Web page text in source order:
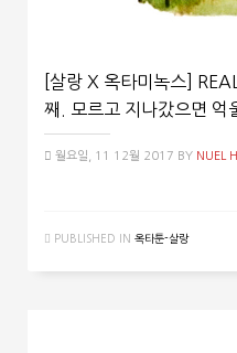
[살랑 X 옥타미녹스]
째. 모르고 지나갔으면 억
월요일, 11 12월 2017 BY NUEL
PUBLISHED IN 옥타툰-살랑